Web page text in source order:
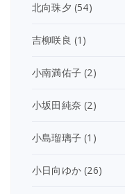
北向珠夕 (54)
吉柳咲良 (1)
小南満佑子 (2)
小坂田純奈 (2)
小島瑠璃子 (1)
小日向ゆか (26)